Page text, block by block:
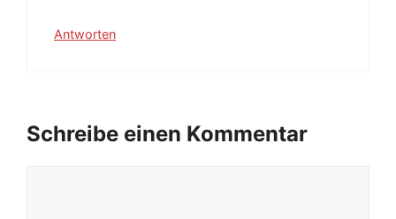
Antworten
Schreibe einen Kommentar